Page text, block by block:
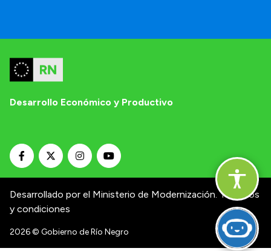
Desarrollo Económico y Productivo
Desarrollado por el Ministerio de Modernización. Términos
y condiciones
2026© Gobierno de Río Negro